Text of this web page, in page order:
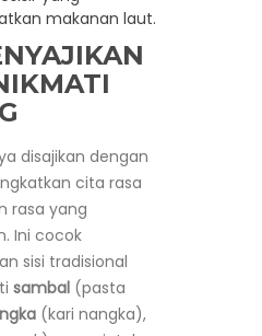
makanan laut.
disajikan dengan
cita rasa
rasa yang
Ini cocok
sisi tradisional
sambal (pasta
(kari nangka),